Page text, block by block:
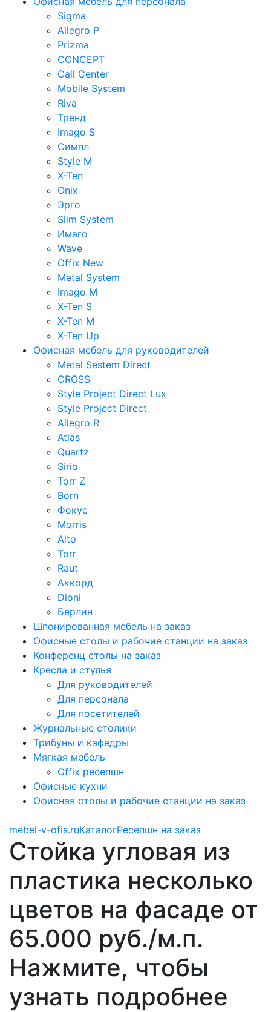
Sigma
Allegro P
Prizma
CONCEPT
Call Center
Mobile System
Riva
Тренд
Imago S
Симпл
Style M
X-Ten
Onix
Эрго
Slim System
Имаго
Wave
Offix New
Metal System
Imago M
X-Ten S
X-Ten M
X-Ten Up
Офисная мебель для руководителей
Metal Sestem Direct
CROSS
Style Project Direct Lux
Style Project Direct
Allegro R
Atlas
Quartz
Sirio
Torr Z
Born
Фокус
Morris
Alto
Torr
Raut
Аккорд
Dioni
Берлин
Шпонированная мебель на заказ
Офисные столы и рабочие станции на заказ
Конференц столы на заказ
Кресла и стулья
Для руководителей
Для персонала
Для посетителей
Журнальные столики
Трибуны и кафедры
Мягкая мебель
Offix ресепшн
Офисные кухни
Офисная столы и рабочие станции на заказ
mebel-v-ofis.ruКаталогРесепшн на заказ
Стойка угловая из
пластика несколько
цветов на фасаде от
65.000 руб./м.п.
Нажмите, чтобы
узнать подробнее